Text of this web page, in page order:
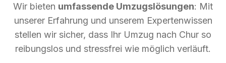
Wir bieten umfassende Umzugslösungen: Mit
unserer Erfahrung und unserem Expertenwissen
stellen wir sicher, dass Ihr Umzug nach Chur so
reibungslos und stressfrei wie möglich verläuft.